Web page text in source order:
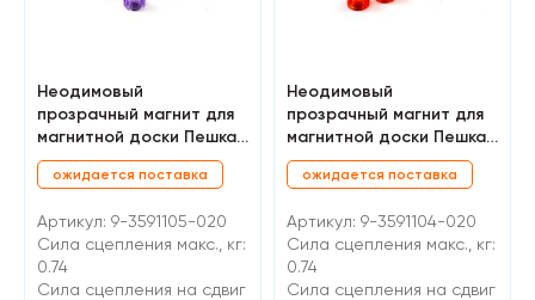
Неодимовый
прозрачный магнит для
магнитной доски Пешка
Forceberg 11х17 мм,
фиолетовый, 20 шт
ожидается поставка
Артикул: 9-3591105-020
Сила сцепления макс., кг:
0.74
Cила сцепления на сдвиг
Неодимовый
прозрачный магнит для
магнитной доски Пешка
Forceberg 11х17 мм,
красный, 20 шт
ожидается поставка
Артикул: 9-3591104-020
Сила сцепления макс., кг:
0.74
Cила сцепления на сдвиг